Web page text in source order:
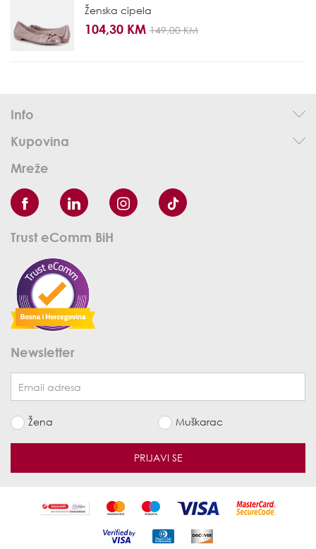
Ženska cipela
104,30 KM 149,00 KM
Info
Kupovina
Mreže
Trust eComm BiH
Newsletter
Žena Muškarac
PRIJAVI SE